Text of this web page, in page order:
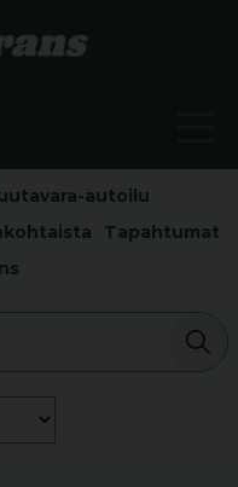
autoilu
Tapahtumat